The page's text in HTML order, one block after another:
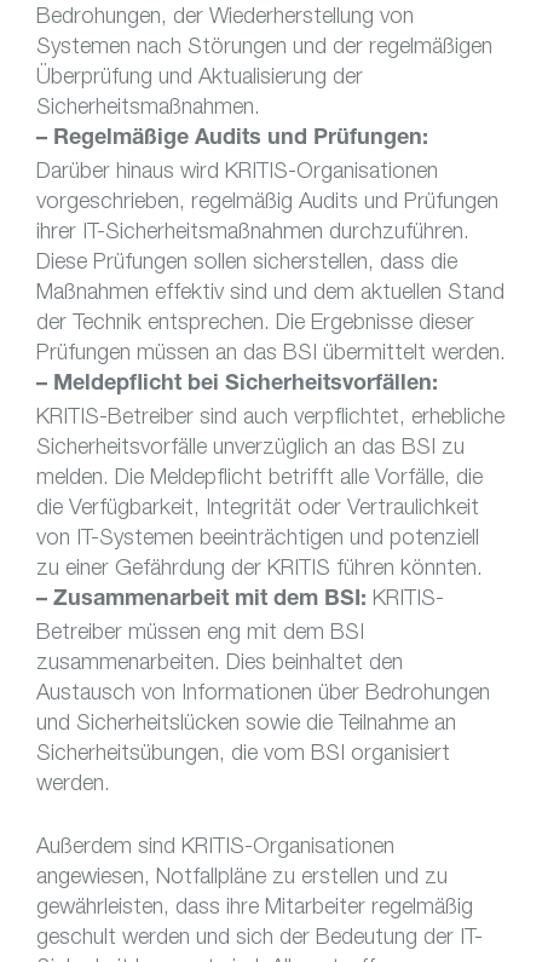
Bedrohungen, der Wiederherstellung von
Systemen nach Störungen und der regelmäßigen
Überprüfung und Aktualisierung der
Sicherheitsmaßnahmen.
– Regelmäßige Audits und Prüfungen:
Darüber hinaus wird KRITIS-Organisationen
vorgeschrieben, regelmäßig Audits und Prüfungen
ihrer IT-Sicherheitsmaßnahmen durchzuführen.
Diese Prüfungen sollen sicherstellen, dass die
Maßnahmen effektiv sind und dem aktuellen Stand
der Technik entsprechen. Die Ergebnisse dieser
Prüfungen müssen an das BSI übermittelt werden.
– Meldepflicht bei Sicherheitsvorfällen:
KRITIS-Betreiber sind auch verpflichtet, erhebliche
Sicherheitsvorfälle unverzüglich an das BSI zu
melden. Die Meldepflicht betrifft alle Vorfälle, die
die Verfügbarkeit, Integrität oder Vertraulichkeit
von IT-Systemen beeinträchtigen und potenziell
zu einer Gefährdung der KRITIS führen könnten.
– Zusammenarbeit mit dem BSI: KRITIS-
Betreiber müssen eng mit dem BSI
zusammenarbeiten. Dies beinhaltet den
Austausch von Informationen über Bedrohungen
und Sicherheitslücken sowie die Teilnahme an
Sicherheitsübungen, die vom BSI organisiert
werden.
Außerdem sind KRITIS-Organisationen
angewiesen, Notfallpläne zu erstellen und zu
gewährleisten, dass ihre Mitarbeiter regelmäßig
geschult werden und sich der Bedeutung der IT-